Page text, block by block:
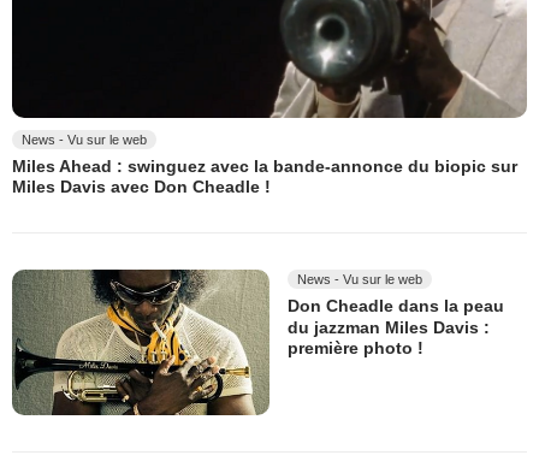
News - Vu sur le web
Miles Ahead : swinguez avec la bande-annonce du biopic sur
Miles Davis avec Don Cheadle !
News - Vu sur le web
Don Cheadle dans la peau
du jazzman Miles Davis :
première photo !